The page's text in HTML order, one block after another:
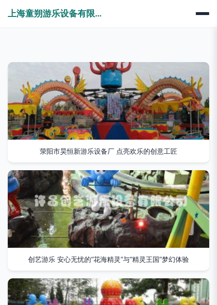
上海童朔游乐设备有限公司
荥阳市昊恒新游乐设备厂 点亮欢乐的创意工匠
创艺游乐 安心无忧的“花海精灵”与“精灵王国”梦幻体验